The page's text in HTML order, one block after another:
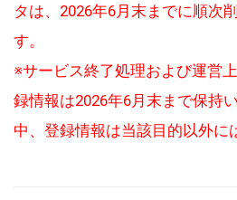
タは、2026年6月末までに順次
す。
※サービス終了処理および運営
録情報は2026年6月末まで保持
中、登録情報は当該目的以外に